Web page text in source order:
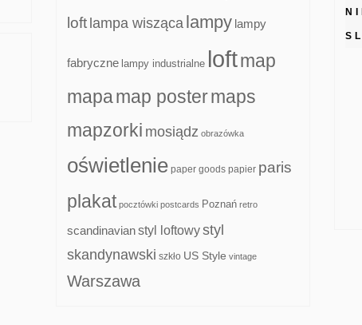
loft lampa wisząca lampy lampy
fabryczne lampy industrialne loftmap
mapamap postermaps
mapzorki mosiądz obrazówka
oświetlenie paper goods papier paris
plakat pocztówki postcards Poznań retro
scandinavianstyl loftowystyl
skandynawski szkło US Style vintage
Warszawa